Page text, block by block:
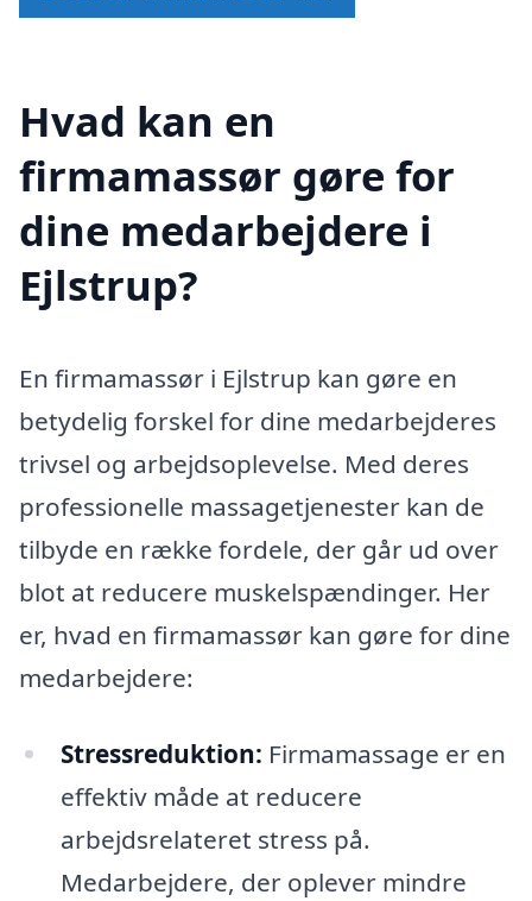
Hvad kan en
firmamassør gøre for
dine medarbejdere i
Ejlstrup?
En firmamassør i Ejlstrup kan gøre en
betydelig forskel for dine medarbejderes
trivsel og arbejdsoplevelse. Med deres
professionelle massagetjenester kan de
tilbyde en række fordele, der går ud over
blot at reducere muskelspændinger. Her
er, hvad en firmamassør kan gøre for dine
medarbejdere:
Stressreduktion: Firmamassage er en
effektiv måde at reducere
arbejdsrelateret stress på.
Medarbejdere, der oplever mindre